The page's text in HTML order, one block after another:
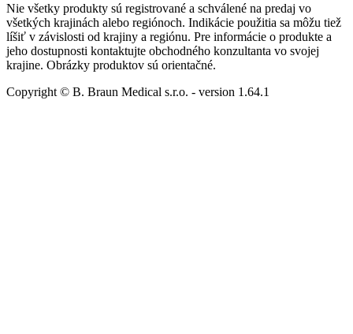
Nie všetky produkty sú registrované a schválené na predaj vo
všetkých krajinách alebo regiónoch. Indikácie použitia sa môžu tiež
líšiť v závislosti od krajiny a regiónu. Pre informácie o produkte a
jeho dostupnosti kontaktujte obchodného konzultanta vo svojej
krajine. Obrázky produktov sú orientačné.
Copyright © B. Braun Medical s.r.o. - version 1.64.1